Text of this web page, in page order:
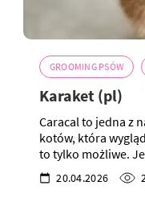
GROOMING PSÓW
Karaket (pl)
Caracal to jedna z
kotów, która
to tylko możliwe.
20.04.2026